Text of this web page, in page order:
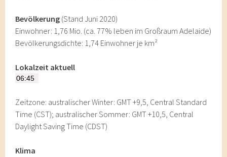
Bevölkerung (Stand Juni 2020)
Einwohner: 1,76 Mio. (ca. 77% leben im Großraum Adelaide)
Bevölkerungsdichte: 1,74 Einwohner je km²
Lokalzeit aktuell
Zeitzone: australischer Winter: GMT +9,5, Central Standard
Time (CST); australischer Sommer: GMT +10,5, Central
Daylight Saving Time (CDST)
Klima